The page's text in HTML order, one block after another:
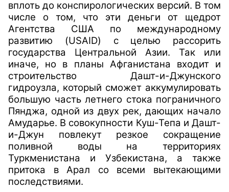
вплоть до конспирологических версий. В том
числе о том, что эти деньги от щедрот
Агентства США по международному
развитию (USAID) с целью рассорить
государства Центральной Азии. Так или
иначе, но в планы Афганистана входит и
строительство Дашт-и-Джунского
гидроузла, который сможет аккумулировать
большую часть летнего стока пограничного
Пянджа, одной из двух рек, дающих начало
Амударье. В совокупности Куш-Тепа и Дашт-
и-Джун повлекут резкое сокращение
поливной воды на территориях
Туркменистана и Узбекистана, а также
притока в Арал со всеми вытекающими
последствиями.